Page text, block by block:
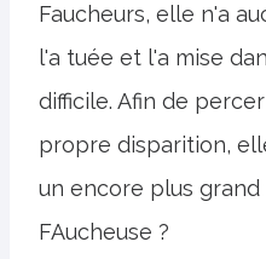
Faucheurs, elle n'a
l'a tuée et l'a mise
difficile. Afin de
propre disparition,
un encore plus
FAucheuse ?